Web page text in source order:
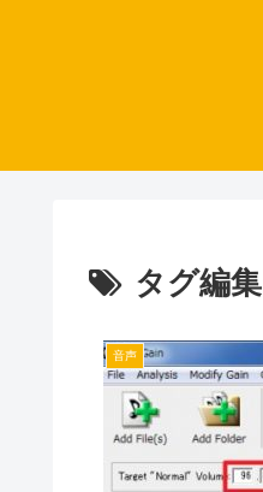
タグ編集
音声